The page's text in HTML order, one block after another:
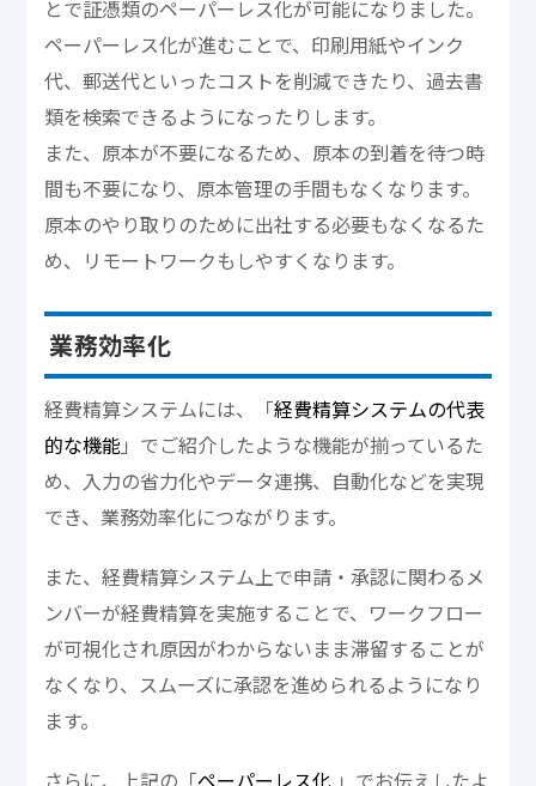
とで証憑類のペーパーレス化が可能になりました。
ペーパーレス化が進むことで、印刷用紙やインク
代、郵送代といったコストを削減できたり、過去書
類を検索できるようになったりします。
また、原本が不要になるため、原本の到着を待つ時
間も不要になり、原本管理の手間もなくなります。
原本のやり取りのために出社する必要もなくなるた
め、リモートワークもしやすくなります。
業務効率化
経費精算システムには、「経費精算システムの代表
的な機能」でご紹介したような機能が揃っているた
め、入力の省力化やデータ連携、自動化などを実現
でき、業務効率化につながります。
また、経費精算システム上で申請・承認に関わるメ
ンバーが経費精算を実施することで、ワークフロー
が可視化され原因がわからないまま滞留することが
なくなり、スムーズに承認を進められるようになり
ます。
さらに、上記の「ペーパーレス化 」でお伝えしたよ